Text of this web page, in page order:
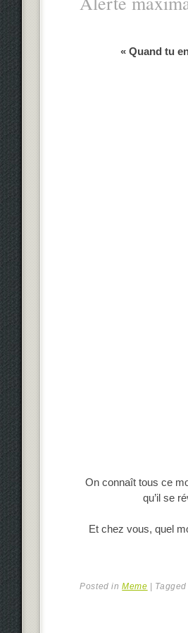
« Quand tu
On connaît tous ce
qu’il se
Et chez vous, quel
Posted inMeme | Tagged